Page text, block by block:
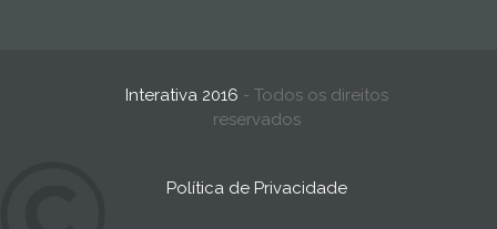
Interativa 2016 - Todos os direitos
reservados
Política de Privacidade